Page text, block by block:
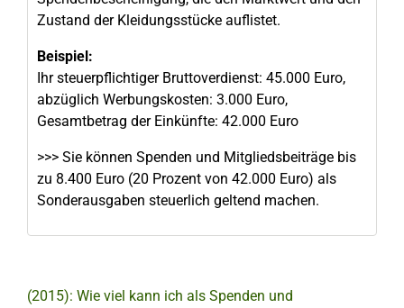
Zustand der Kleidungsstücke auflistet.
Beispiel:
Ihr steuerpflichtiger Bruttoverdienst: 45.000 Euro,
abzüglich Werbungskosten: 3.000 Euro,
Gesamtbetrag der Einkünfte: 42.000 Euro
>>> Sie können Spenden und Mitgliedsbeiträge bis
zu 8.400 Euro (20 Prozent von 42.000 Euro) als
Sonderausgaben steuerlich geltend machen.
(2015): Wie viel kann ich als Spenden und